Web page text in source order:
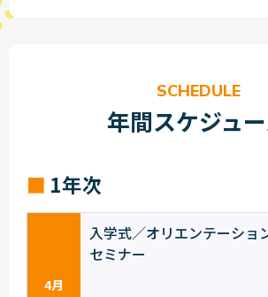
年間スケジュ
SCHEDULE
1年次
4月
入学式／オリエンテーショ
セミナー